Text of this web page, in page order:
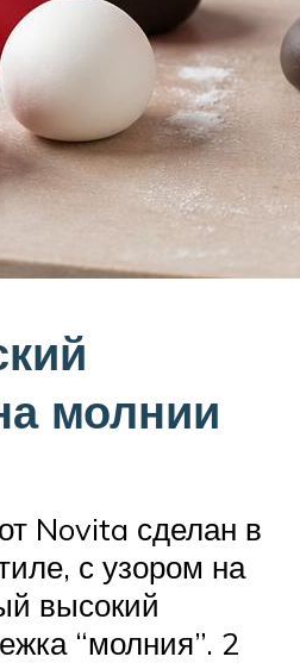
молнии
Novita сделан в
с узором на
высокий
“молния”. 2